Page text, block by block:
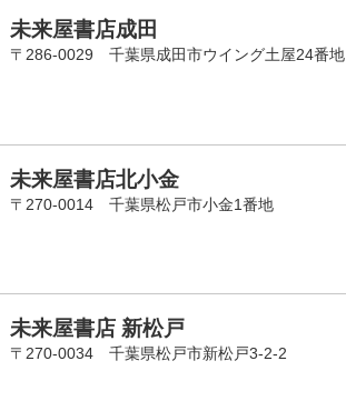
未来屋書店成田
〒286-0029 千葉県成田市ウイング土屋24番地
未来屋書店北小金
〒270-0014 千葉県松戸市小金1番地
未来屋書店 新松戸
〒270-0034 千葉県松戸市新松戸3-2-2